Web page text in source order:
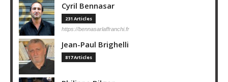
Cyril Bennasar
231 Articles
https://bennasarlaffranchi.fr
Jean-Paul Brighelli
817 Articles